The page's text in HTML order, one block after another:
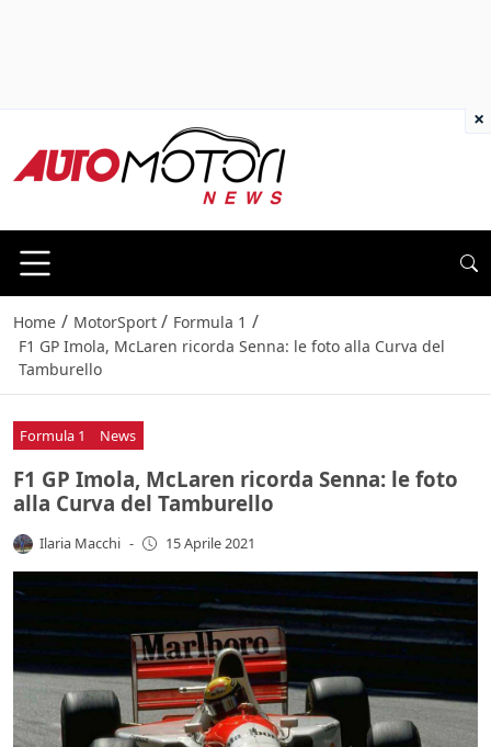
Home / MotorSport / Formula 1 /
F1 GP Imola, McLaren ricorda Senna: le foto alla Curva del
Tamburello
Formula 1 News
F1 GP Imola, McLaren ricorda Senna: le foto
alla Curva del Tamburello
Ilaria Macchi - 15 Aprile 2021
×